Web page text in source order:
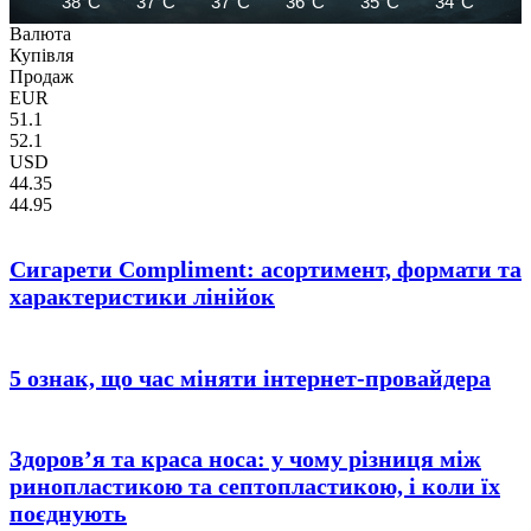
Валюта
Купівля
Продаж
EUR
51.1
52.1
USD
44.35
44.95
Сигарети Compliment: асортимент, формати та
характеристики лінійок
5 ознак, що час міняти інтернет-провайдера
Здоров’я та краса носа: у чому різниця між
ринопластикою та септопластикою, і коли їх
поєднують